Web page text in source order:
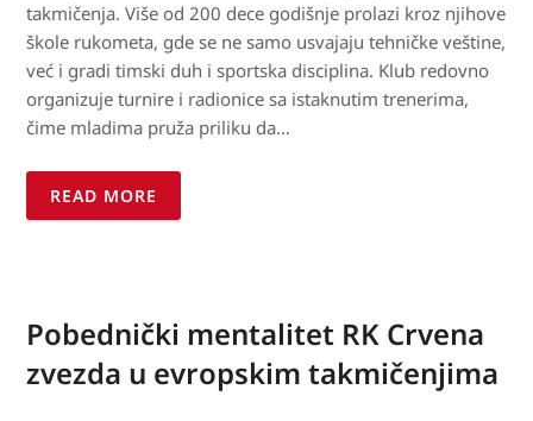
takmičenja. Više od 200 dece godišnje prolazi kroz njihove
škole rukometa, gde se ne samo usvajaju tehničke veštine,
već i gradi timski duh i sportska disciplina. Klub redovno
organizuje turnire i radionice sa istaknutim trenerima,
čime mladima pruža priliku da…
READ MORE
Pobednički mentalitet RK Crvena
zvezda u evropskim takmičenjima